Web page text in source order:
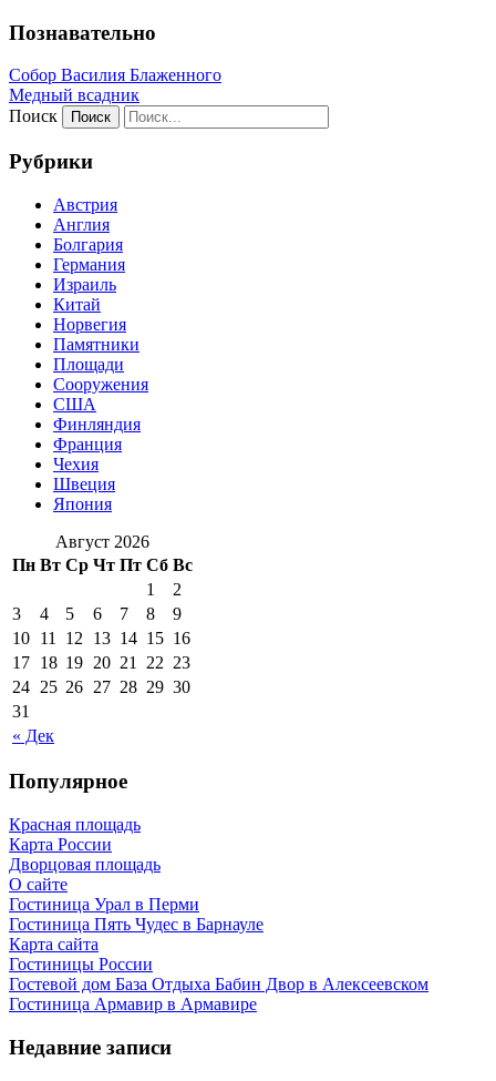
Познавательно
Собор Василия Блаженного
Медный всадник
Поиск
Рубрики
Австрия
Англия
Болгария
Германия
Израиль
Китай
Норвегия
Памятники
Площади
Сооружения
США
Финляндия
Франция
Чехия
Швеция
Япония
Август 2026
Пн Вт Ср Чт Пт Сб Вс
« Дек
1
2
3
4 5 6 7 8
9
10 11 12 13 14 15 16
17 18 19 20 21 22 23
24 25 26 27 28 29 30
31
Популярное
Красная площадь
Карта России
Дворцовая площадь
О сайте
Гостиница Урал в Перми
Гостиница Пять Чудес в Барнауле
Карта сайта
Гостиницы России
Гостевой дом База Отдыха Бабин Двор в Алексеевском
Гостиница Армавир в Армавире
Недавние записи